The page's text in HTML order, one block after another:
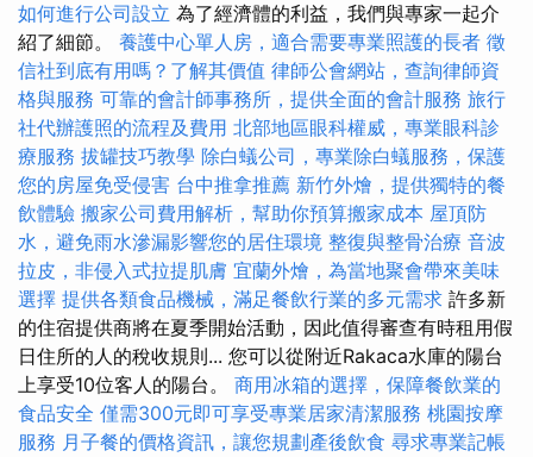
如何進行公司設立 為了經濟體的利益，我們與專家一起介
紹了細節。 養護中心單人房，適合需要專業照護的長者 徵
信社到底有用嗎？了解其價值 律師公會網站，查詢律師資
格與服務 可靠的會計師事務所，提供全面的會計服務 旅行
社代辦護照的流程及費用 北部地區眼科權威，專業眼科診
療服務 拔罐技巧教學 除白蟻公司，專業除白蟻服務，保護
您的房屋免受侵害 台中推拿推薦 新竹外燴，提供獨特的餐
飲體驗 搬家公司費用解析，幫助你預算搬家成本 屋頂防
水，避免雨水滲漏影響您的居住環境 整復與整骨治療 音波
拉皮，非侵入式拉提肌膚 宜蘭外燴，為當地聚會帶來美味
選擇 提供各類食品機械，滿足餐飲行業的多元需求 許多新
的住宿提供商將在夏季開始活動，因此值得審查有時租用假
日住所的人的稅收規則... 您可以從附近Rakaca水庫的陽台
上享受10位客人的陽台。 商用冰箱的選擇，保障餐飲業的
食品安全 僅需300元即可享受專業居家清潔服務 桃園按摩
服務 月子餐的價格資訊，讓您規劃產後飲食 尋求專業記帳